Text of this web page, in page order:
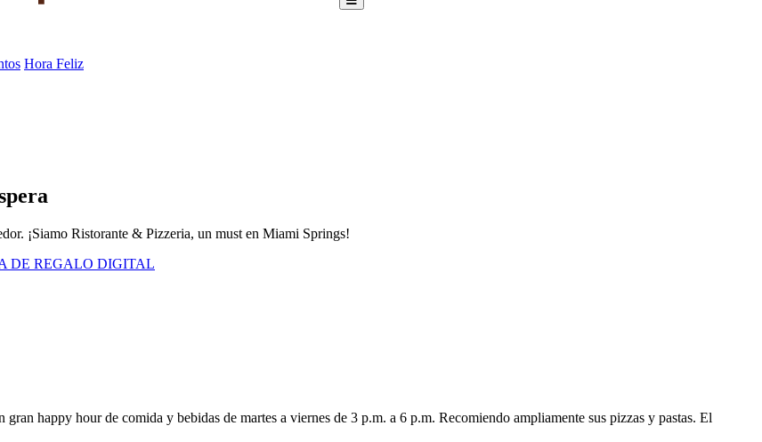
Hora Feliz
¡Siamo Ristorante & Pizzeria, un must en Miami Springs!
DE REGALO DIGITAL
happy hour de comida y bebidas de martes a viernes de 3 p.m. a 6 p.m. Recomiendo ampliamente sus pizzas y pastas. El